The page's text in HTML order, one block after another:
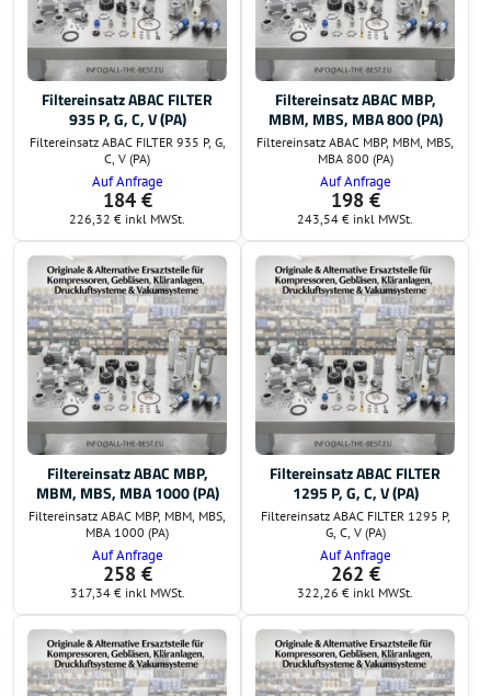
Filtereinsatz ABAC FILTER
935 P, G, C, V (PA)
Filtereinsatz ABAC FILTER 935 P, G,
C, V (PA)
Auf Anfrage
184 €
226,32 € inkl MWSt.
Filtereinsatz ABAC MBP,
MBM, MBS, MBA 800 (PA)
Filtereinsatz ABAC MBP, MBM, MBS,
MBA 800 (PA)
Auf Anfrage
198 €
243,54 € inkl MWSt.
Filtereinsatz ABAC MBP,
MBM, MBS, MBA 1000 (PA)
Filtereinsatz ABAC MBP, MBM, MBS,
MBA 1000 (PA)
Auf Anfrage
258 €
317,34 € inkl MWSt.
Filtereinsatz ABAC FILTER
1295 P, G, C, V (PA)
Filtereinsatz ABAC FILTER 1295 P,
G, C, V (PA)
Auf Anfrage
262 €
322,26 € inkl MWSt.